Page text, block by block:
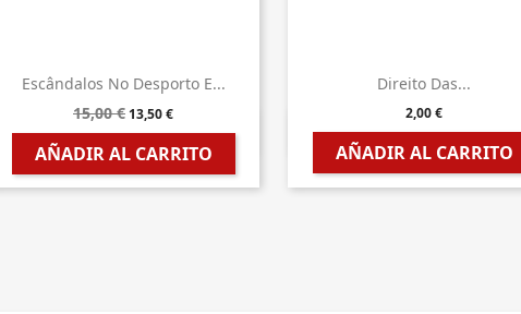
Escândalos No Desporto E...
15,00 € 13,50 €
AÑADIR AL CARRITO
 Vista rápida
Direito Das...
2,00 €
AÑADIR AL CARRITO
 Vista rápida